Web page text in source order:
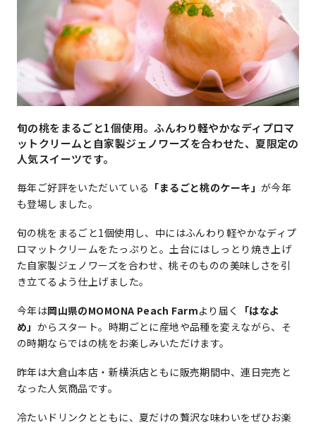
旬の桃をまるごと1個使用。ふんわり軽やかなディプロマ
ットクリームと自家製ジェノワーズを合わせた、夏限定の
人気スイーツです。
毎年ご好評をいただいている 「まるごと桃のケーキ」 が今年
も登場しました。
旬の桃をまるごと1個使用し、中にはふんわり軽やかなディプ
ロマットクリームをたっぷりと。土台にはしっとり焼き上げ
た自家製ジェノワーズを合わせ、桃そのものの美味しさを引
き立てるよう仕上げました。
今年は岡山県のMOMONA Peach Farmより届く
「はなよ
め」 からスタート。時期ごとに産地や品種を変えながら、そ
の時期ならではの桃をお楽しみいただけます。
昨年は大倉山本店・新横浜店ともに販売期間中、連日完売と
なった人気商品です。
冷たいドリンクとともに、夏だけの贅沢な味わいをぜひお楽